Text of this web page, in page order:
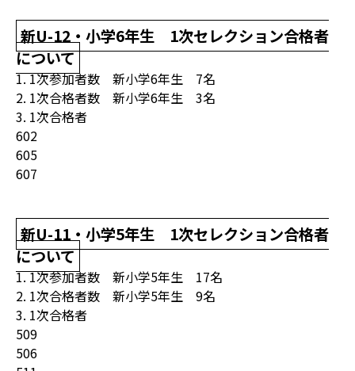
新U-12・小学6年生 1次セレクション合格者
について
1. 1次参加者数 新小学6年生 7名
2. 1次合格者数 新小学6年生 3名
3. 1次合格者
602
605
607
新U-11・小学5年生 1次セレクション合格者
について
1. 1次参加者数 新小学5年生 17名
2. 1次合格者数 新小学5年生 9名
3. 1次合格者
509
506